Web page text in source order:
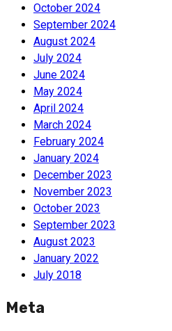
October 2024
September 2024
August 2024
July 2024
June 2024
May 2024
April 2024
March 2024
February 2024
January 2024
December 2023
November 2023
October 2023
September 2023
August 2023
January 2022
July 2018
Meta